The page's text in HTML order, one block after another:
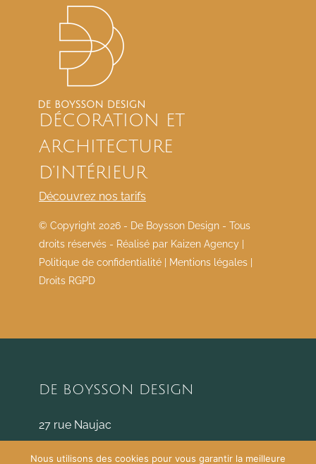
DÉCORATION ET
ARCHITECTURE
D’INTÉRIEUR
Découvrez nos tarifs
© Copyright 2026 - De Boysson Design - Tous
droits réservés - Réalisé par Kaizen Agency
Politique de confidentialité
Mentions légales
Droits RGPD
DE BOYSSON DESIGN
27 rue Naujac
33000 Bordeaux
Nous utilisons des cookies pour vous garantir la meilleure